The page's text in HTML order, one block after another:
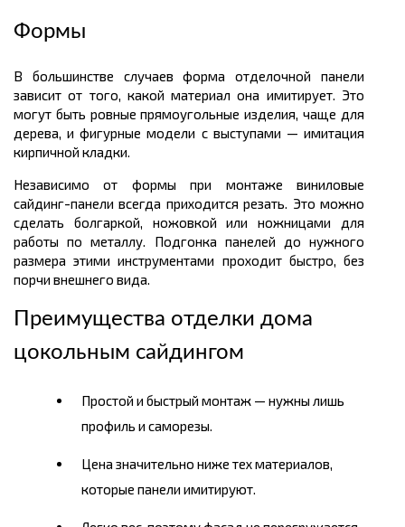
Формы
В большинстве случаев форма отделочной панели
зависит от того, какой материал она имитирует. Это
могут быть ровные прямоугольные изделия, чаще для
дерева, и фигурные модели с выступами — имитация
кирпичной кладки.
Независимо от формы при монтаже виниловые
сайдинг-панели всегда приходится резать. Это можно
сделать болгаркой, ножовкой или ножницами для
работы по металлу. Подгонка панелей до нужного
размера этими инструментами проходит быстро, без
порчи внешнего вида.
Преимущества отделки дома
цокольным сайдингом
Простой и быстрый монтаж — нужны лишь
профиль и саморезы.
Цена значительно ниже тех материалов,
которые панели имитируют.